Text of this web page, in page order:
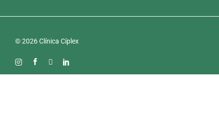
© 2026 Clínica Cíplex